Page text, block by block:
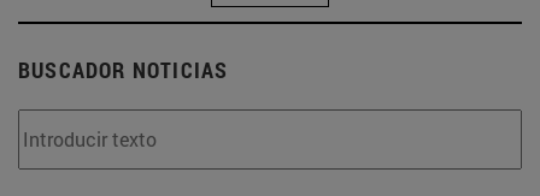
BUSCADOR NOTICIAS